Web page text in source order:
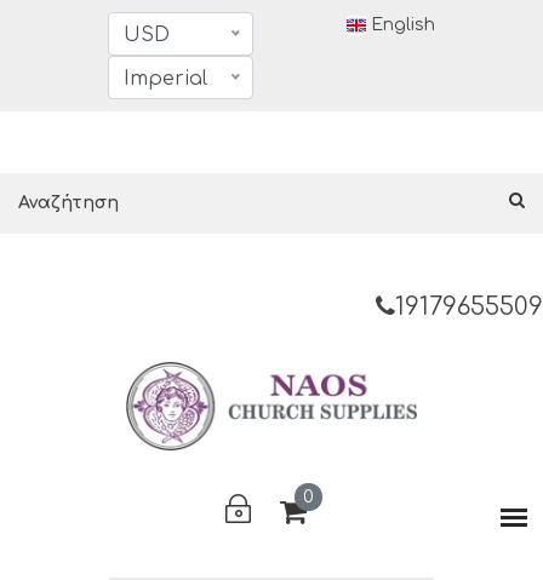
USD
Imperial
English
19179655509
0